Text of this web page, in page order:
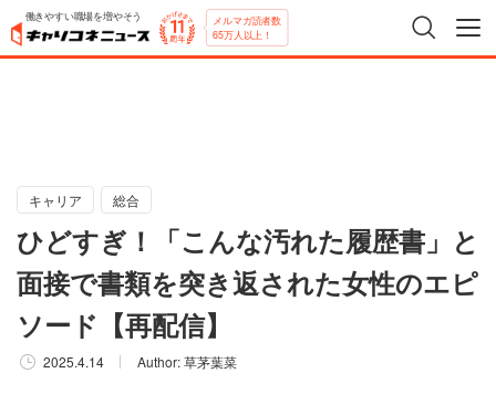
働きやすい職場を増やそう メルマガ読者数
65万人以上！
キャリア 総合
ひどすぎ！「こんな汚れた履歴書」と
面接で書類を突き返された女性のエピ
ソード【再配信】
2025.4.14 Author:草茅葉菜